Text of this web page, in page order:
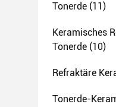
Tonerde (11)
Keramisches
Tonerde (10)
Refraktäre
Tonerde-